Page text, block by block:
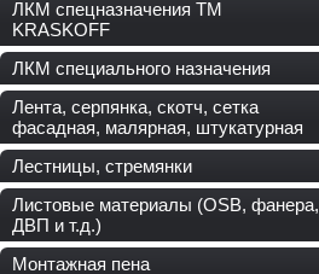
ЛКМ спецназначения ТМ
KRASKOFF
ЛКМ специального назначения
Лента, серпянка, скотч, сетка
фасадная, малярная, штукатурная
Лестницы, стремянки
Листовые материалы (OSB, фанера,
ДВП и т.д.)
Монтажная пена